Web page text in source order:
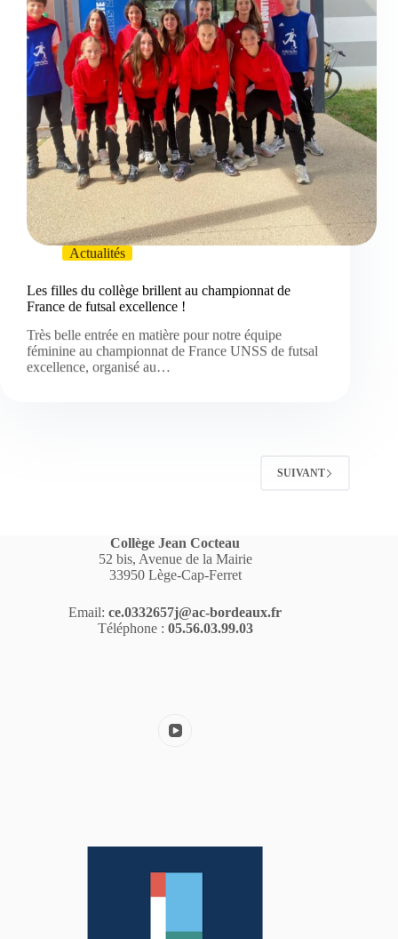
Actualités
Les filles du collège brillent au championnat de
France de futsal excellence !
Très belle entrée en matière pour notre équipe
féminine au championnat de France UNSS de futsal
excellence, organisé au…
SUIVANT
Collège Jean Cocteau
52 bis, Avenue de la Mairie
33950 Lège-Cap-Ferret
Email:ce.0332657j@ac-bordeaux.fr
Téléphone : 05.56.03.99.03